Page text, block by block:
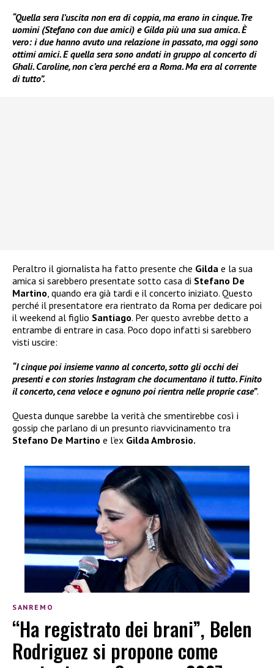
“Quella sera l’uscita non era di coppia, ma erano in cinque. Tre
uomini (Stefano con due amici) e Gilda più una sua amica. È
vero: i due hanno avuto una relazione in passato, ma oggi sono
ottimi amici. E quella sera sono andati in gruppo al concerto di
Ghali. Caroline, non c’era perché era a Roma. Ma era al corrente
di tutto”.
Peraltro il giornalista ha fatto presente che Gilda e la sua
amica si sarebbero presentate sotto casa di Stefano De
Martino, quando era già tardi e il concerto iniziato. Questo
perché il presentatore era rientrato da Roma per dedicare poi
il weekend al figlio Santiago. Per questo avrebbe detto a
entrambe di entrare in casa. Poco dopo infatti si sarebbero
visti uscire:
“I cinque poi insieme vanno al concerto, sotto gli occhi dei
presenti e con stories Instagram che documentano il tutto. Finito
il concerto, cena veloce e ognuno poi rientra nelle proprie case”.
Questa dunque sarebbe la verità che smentirebbe così i
gossip che parlano di un presunto riavvicinamento tra
Stefano De Martino e l’ex Gilda Ambrosio.
SANREMO
“Ha registrato dei brani”, Belen
Rodriguez si propone come